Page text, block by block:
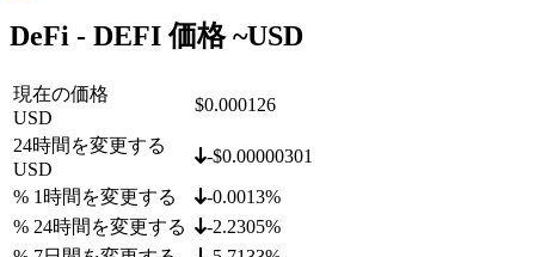
DeFi - DEFI 価格 ~USD
現在の価格
USD
$0.000126
24時間を変更する
USD
-$0.00000301
% 1時間を変更する
-0.0013%
% 24時間を変更する
-2.2305%